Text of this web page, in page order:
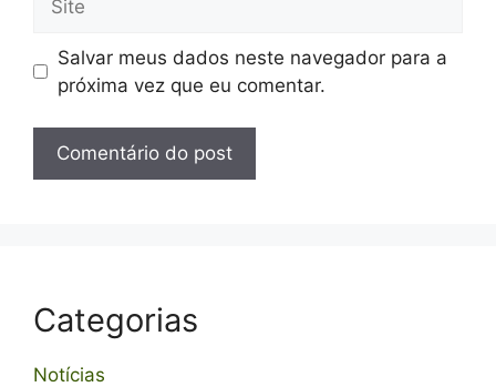
Salvar meus dados neste navegador para a
próxima vez que eu comentar.
Categorias
Notícias